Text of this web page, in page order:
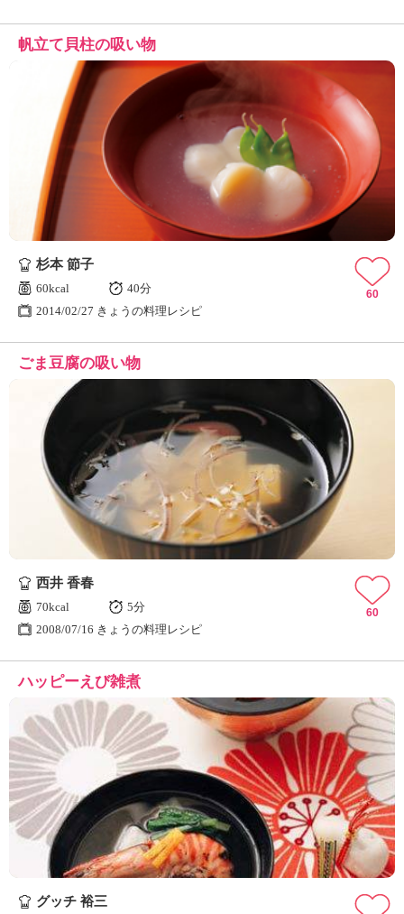
帆立て貝柱の吸い物
杉本 節子
60kcal
40分
2014/02/27 きょうの料理レシピ
60
ごま豆腐の吸い物
西井 香春
70kcal
5分
2008/07/16 きょうの料理レシピ
60
ハッピーえび雑煮
グッチ 裕三